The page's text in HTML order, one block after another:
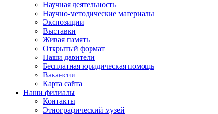
Научная деятельность
Научно-методические материалы
Экспозиции
Выставки
Живая память
Открытый формат
Наши дарители
Бесплатная юридическая помощь
Вакансии
Карта сайта
Наши филиалы
Контакты
Этнографический музей